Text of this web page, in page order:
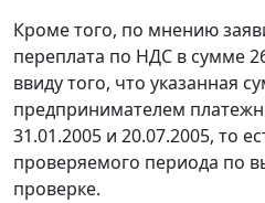
Кроме того, по мнению
переплата по НДС в сумме
ввиду того, что указанная
предпринимателем
31.01.2005 и 20.07.2005, то
проверяемого периода по
проверке.